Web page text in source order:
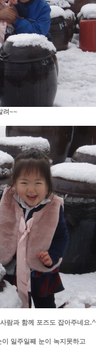
려~~
람과 함께 포즈도 잡아주네요.^
일주일째 눈이 녹지못하고